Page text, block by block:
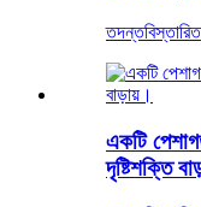
তদন্তবিস্তারিত
একটি
দৃষ্টিশক্তি